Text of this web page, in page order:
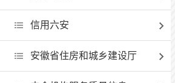
信用六安
安徽省住房和城乡建设厅